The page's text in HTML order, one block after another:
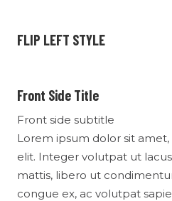
FLIP LEFT STYLE
Front Side Title
Front side subtitle
Lorem ipsum dolor sit
elit. Integer volutpat ut
mattis, libero ut
congue ex, ac volutpat